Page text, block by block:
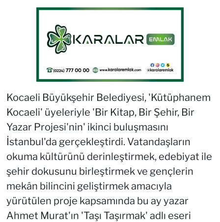
Kocaeli Büyükşehir Belediyesi, 'Kütüphanem
Kocaeli' üyeleriyle 'Bir Kitap, Bir Şehir, Bir
Yazar Projesi'nin' ikinci buluşmasını
İstanbul'da gerçekleştirdi. Vatandaşların
okuma kültürünü derinleştirmek, edebiyat ile
şehir dokusunu birleştirmek ve gençlerin
mekân bilincini geliştirmek amacıyla
yürütülen proje kapsamında bu ay yazar
Ahmet Murat'ın 'Taşı Taşırmak' adlı eseri